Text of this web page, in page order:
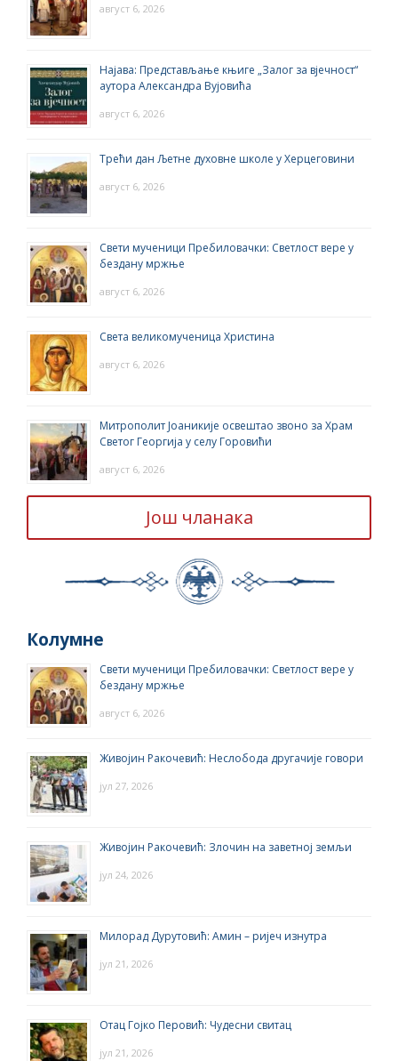
август 6, 2026
Најава: Представљање књиге „Залог за вјечност“
аутора Александра Вујовића
август 6, 2026
Трећи дан Љетне духовне школе у Херцеговини
август 6, 2026
Свети мученици Пребиловачки: Светлост вере у
бездану мржње
август 6, 2026
Света великомученица Христина
август 6, 2026
Митрополит Јоаникије освештао звоно за Храм
Светог Георгија у селу Горовићи
август 6, 2026
Још чланака
Колумне
Свети мученици Пребиловачки: Светлост вере у
бездану мржње
август 6, 2026
Живојин Ракочевић: Неслобода другачије говори
јул 27, 2026
Живојин Ракочевић: Злочин на заветној земљи
јул 24, 2026
Милорад Дурутовић: Амин – ријеч изнутра
јул 21, 2026
Отац Гојко Перовић: Чудесни свитац
јул 21, 2026